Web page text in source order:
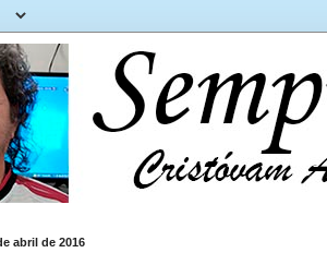
abril de 2016